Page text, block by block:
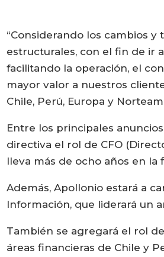
“Considerando los cambios
estructurales, con el fin de ir
facilitando la operación, el
mayor valor a nuestros
Chile, Perú, Europa y
Entre los principales
directiva el rol de CFO
lleva más de ocho años en la
Además, Apollonio estará a
Información, que liderará un
También se agregará el rol
áreas financieras de Chile y